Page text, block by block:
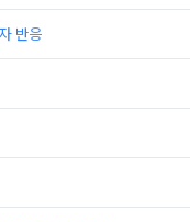
반응